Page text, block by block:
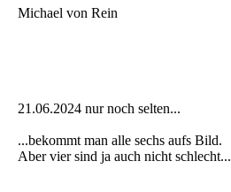
Michael von Rein
21.06.2024 nur noch selten...
...bekommt man alle sechs aufs Bild.
Aber vier sind ja auch nicht schlecht...